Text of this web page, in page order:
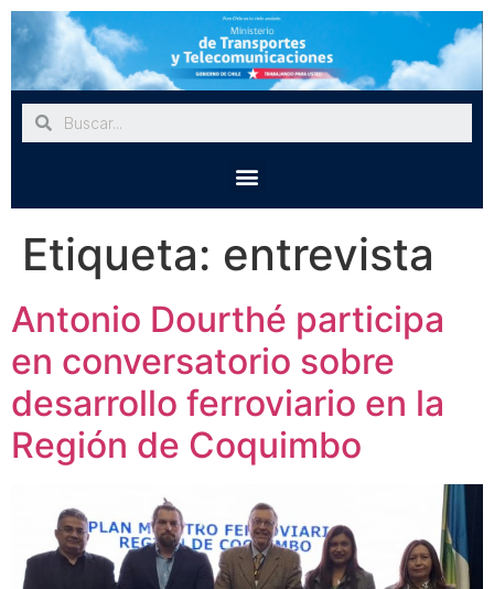
Etiqueta: entrevista
Antonio Dourthé participa
en conversatorio sobre
desarrollo ferroviario en la
Región de Coquimbo